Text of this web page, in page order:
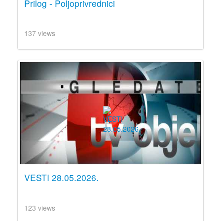
Prilog - Poljoprivrednici
137 views
VESTI 28.05.2026.
123 views